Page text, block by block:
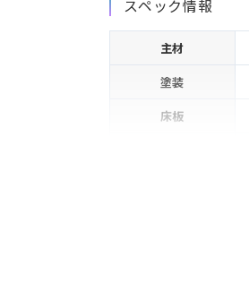
スペック情報
主材
塗装
床板